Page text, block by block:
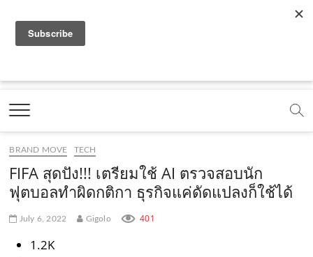
a
e
b
o
o
k
o
t
b
e
.
.
o
e
m
e
t
g
a
t
k
c
Marketing Oops!
DIGITAL | CREATIVE | ADVERTISING | CAMPAIGN |
BRAND MOVE TECH
FIFA สุดปัง!!! เตรียมใช้ AI ตรวจสอบนัก
ฟุตบอลทำผิดกติกา ธุรกิจแค่ดัดแปลงก็ใช้ได้
July 6, 2022 Gigolo 401
1.2K